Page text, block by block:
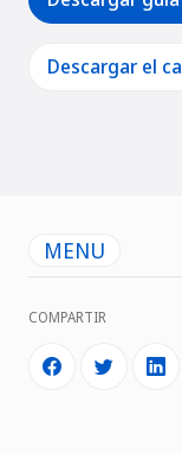
Descargar el
MENU
COMPARTIR